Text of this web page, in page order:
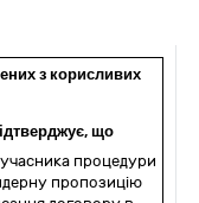
з корисливих
що
процедури
пропозицію